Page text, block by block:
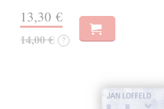
13,30 €
14,00 € ?